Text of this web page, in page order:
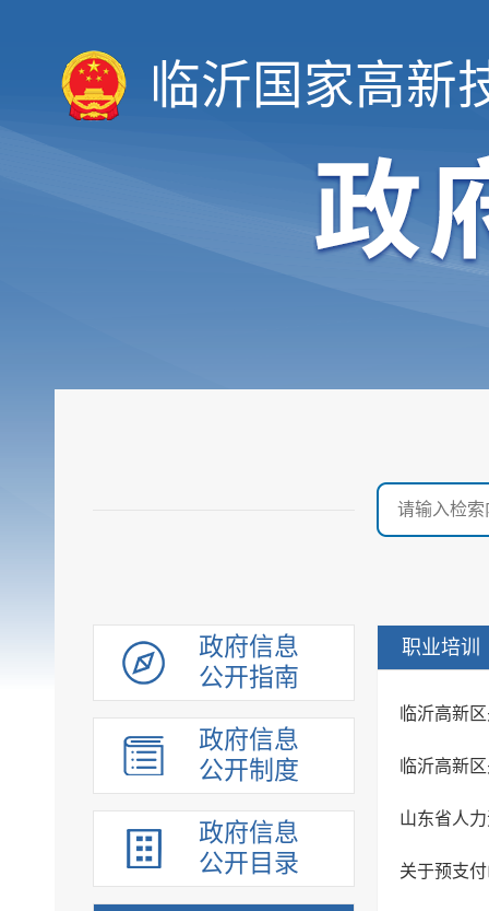
临沂国家高新
政府信息
公开指南
政府信息
公开制度
政府信息
公开目录
职业培训